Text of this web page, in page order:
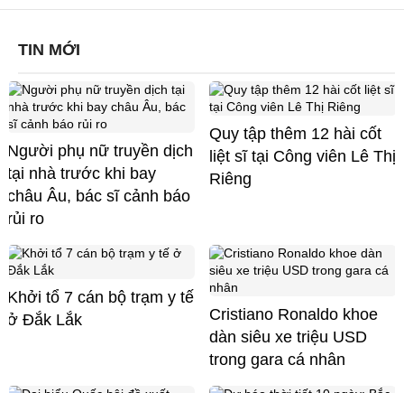
TIN MỚI
Người phụ nữ truyền dịch
tại nhà trước khi bay
châu Âu, bác sĩ cảnh báo
rủi ro
Quy tập thêm 12 hài cốt
liệt sĩ tại Công viên Lê Thị
Riêng
Khởi tổ 7 cán bộ trạm y tế
ở Đắk Lắk
Cristiano Ronaldo khoe
dàn siêu xe triệu USD
trong gara cá nhân